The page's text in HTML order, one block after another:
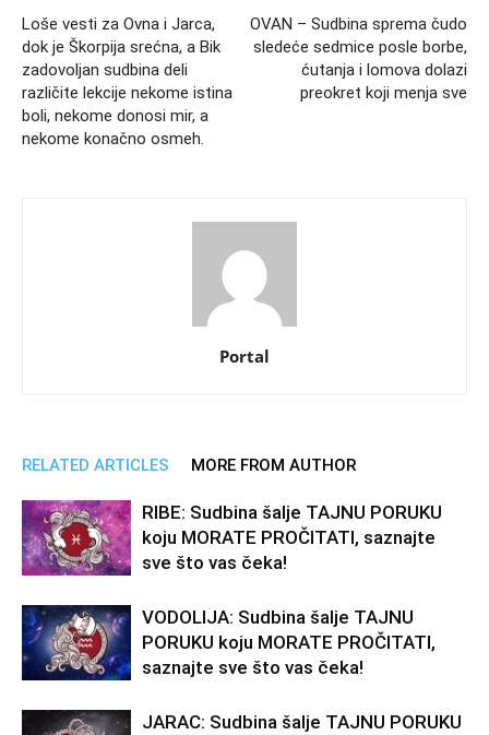
Loše vesti za Ovna i Jarca,
dok je Škorpija srećna, a Bik
zadovoljan sudbina deli
različite lekcije nekome istina
boli, nekome donosi mir, a
nekome konačno osmeh.
OVAN – Sudbina sprema čudo
sledeće sedmice posle borbe,
ćutanja i lomova dolazi
preokret koji menja sve
Portal
RELATED ARTICLES MORE FROM AUTHOR
RIBE: Sudbina šalje TAJNU PORUKU
koju MORATE PROČITATI, saznajte
sve što vas čeka!
VODOLIJA: Sudbina šalje TAJNU
PORUKU koju MORATE PROČITATI,
saznajte sve što vas čeka!
JARAC: Sudbina šalje TAJNU PORUKU